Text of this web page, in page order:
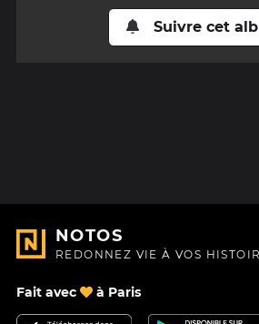
Suivre cet
NOTOS
REDONNEZ VIE À VOS
Fait avec à Paris